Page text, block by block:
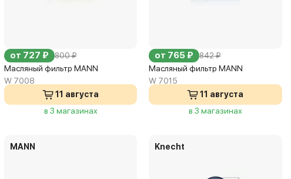
от 727 ₽ 800 ₽
Масляный фильтр MANN
W 7008
11 августа
в 3 магазинах
от 765 ₽ 842 ₽
Масляный фильтр MANN
W 7015
11 августа
в 3 магазинах
MANN Knecht